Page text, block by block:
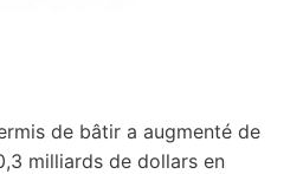
de bâtir a augmenté de
milliards de dollars en